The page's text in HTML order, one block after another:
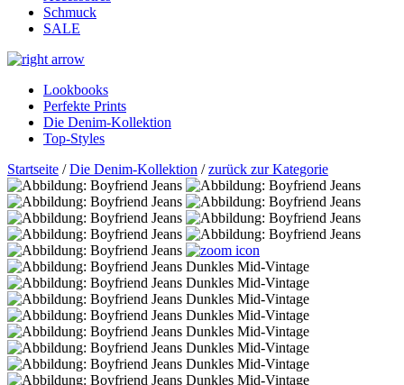
Schmuck
SALE
Lookbooks
Perfekte Prints
Die Denim-Kollektion
Top-Styles
Startseite /Die Denim-Kollektion /zurück zur Kategorie